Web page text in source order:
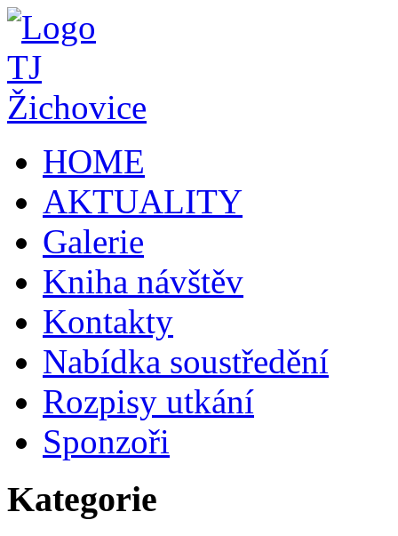
HOME
AKTUALITY
Galerie
Kniha návštěv
Kontakty
Nabídka soustředění
Rozpisy utkání
Sponzoři
Kategorie